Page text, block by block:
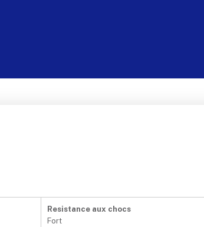
Resistance aux chocs
Fort